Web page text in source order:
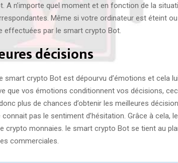
A n’importe quel moment et en fonction de la
Même si votre ordinateur est éteint
effectuées par le smart crypto Bot.
décisions
smart crypto Bot est dépourvu d’émotions et cela
que vos émotions conditionnent vos décisions,
plus de chances d’obtenir les meilleures
pas le sentiment d’hésitation. Grâce à cela,
crypto monnaies. le smart crypto Bot se tient au
commerciales.